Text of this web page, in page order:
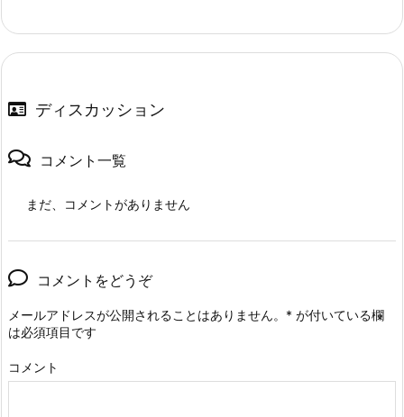
ディスカッション
コメント一覧
まだ、コメントがありません
コメントをどうぞ
メールアドレスが公開されることはありません。 * が付いている欄
は必須項目です
コメント